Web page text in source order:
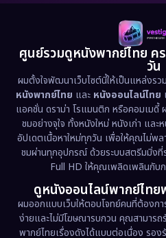
ศูนย์รวมดูหนังพากย์ไทย ค
วัน
ผมตั้งใจพัฒนาเว็บไซต์นี้ให้เป็นแหล่งร
หนังพากย์ไทย และ หนังออนไลน์ไทย
แอคชั่น ดราม่า โรแมนติก หรือคอมเมดี้
ชมอย่างจุใจ ทั้งหนังใหม่ หนังเก่า แล
อัปเดตเนื้อหาใหม่ทุกวัน เพื่อให้คุณไม่พ
ชมผ่านทุกอุปกรณ์ ด้วยระบบสตรีมมิ่งที่
Full HD ให้คุณเพลิดเพลินกับ
ดูหนังออนไลน์พากย์ไทย
ผมออกแบบเว็บให้ตอบโจทย์คนที่ต้องกา
ง่ายและไม่มีโฆษณารบกวน คุณสามารถ
พากย์ไทยเรื่องดังได้แบบต่อเนื่อง รอ